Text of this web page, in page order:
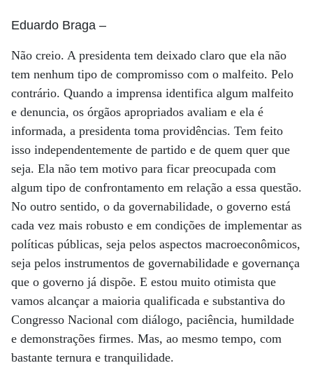
Eduardo Braga –
Não creio. A presidenta tem deixado claro que ela não
tem nenhum tipo de compromisso com o malfeito. Pelo
contrário. Quando a imprensa identifica algum malfeito
e denuncia, os órgãos apropriados avaliam e ela é
informada, a presidenta toma providências. Tem feito
isso independentemente de partido e de quem quer que
seja. Ela não tem motivo para ficar preocupada com
algum tipo de confrontamento em relação a essa questão.
No outro sentido, o da governabilidade, o governo está
cada vez mais robusto e em condições de implementar as
políticas públicas, seja pelos aspectos macroeconômicos,
seja pelos instrumentos de governabilidade e governança
que o governo já dispõe. E estou muito otimista que
vamos alcançar a maioria qualificada e substantiva do
Congresso Nacional com diálogo, paciência, humildade
e demonstrações firmes. Mas, ao mesmo tempo, com
bastante ternura e tranquilidade.